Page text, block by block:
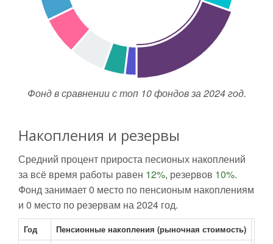
Фонд в сравнении с топ 10 фондов за 2024 год.
Накопления и резервы
Средний процент прироста песионых накоплений
за всё время работы равен 12%, резервов 10%.
Фонд занимает 0 место по пенсионым накоплениям
и 0 место по резервам на 2024 год.
Год Пенсионные накопления (рыночная стоимость)